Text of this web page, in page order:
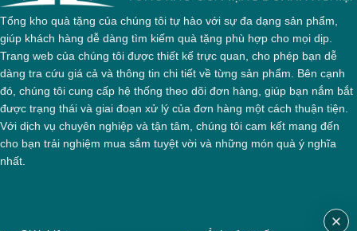
Tổng kho quà tặng của chúng tôi tự hào với sự đa dạng sản phẩm,
giúp khách hàng dễ dàng tìm kiếm quà tặng phù hợp cho mọi dịp.
Trang web của chúng tôi được thiết kế trực quan, cho phép bạn dễ
dàng tra cứu giá cả và thông tin chi tiết về từng sản phẩm. Bên cạnh
đó, chúng tôi cung cấp hệ thống theo dõi đơn hàng, giúp bạn nắm bắt
được trạng thái và giai đoạn xử lý của đơn hàng một cách thuận tiện.
Với dịch vụ chuyên nghiệp và tận tâm, chúng tôi cam kết mang đến
cho bạn trải nghiệm mua sắm tuyệt vời và những món quà ý nghĩa
nhất.